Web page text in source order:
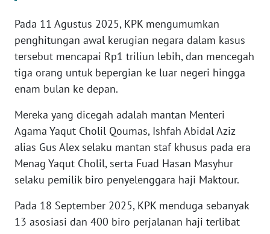
Pada 11 Agustus 2025, KPK mengumumkan
penghitungan awal kerugian negara dalam kasus
tersebut mencapai Rp1 triliun lebih, dan mencegah
tiga orang untuk bepergian ke luar negeri hingga
enam bulan ke depan.
Mereka yang dicegah adalah mantan Menteri
Agama Yaqut Cholil Qoumas, Ishfah Abidal Aziz
alias Gus Alex selaku mantan staf khusus pada era
Menag Yaqut Cholil, serta Fuad Hasan Masyhur
selaku pemilik biro penyelenggara haji Maktour.
Pada 18 September 2025, KPK menduga sebanyak
13 asosiasi dan 400 biro perjalanan haji terlibat
MEDIA
DISCLAIMER
Wahana
Regional
SUMUT